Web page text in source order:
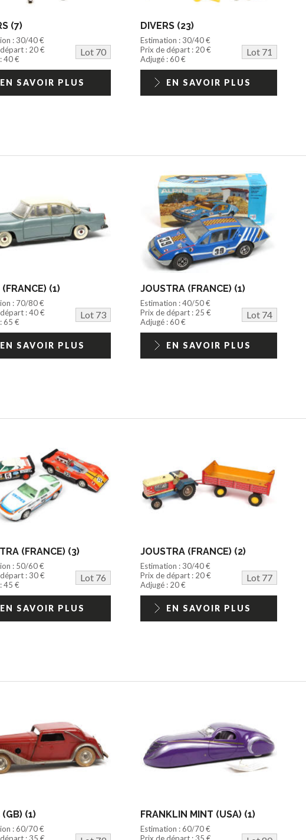
(7)
: 30/40 €
: 20 €
Lot 70
40 €
EN SAVOIR PLUS
DIVERS (23)
Estimation : 30/40 €
Prix de départ : 20 €
Lot 71
Adjugé : 60 €
EN SAVOIR PLUS
(FRANCE) (1)
: 70/80 €
: 40 €
Lot 73
65 €
EN SAVOIR PLUS
JOUSTRA (FRANCE) (1)
Estimation : 40/50 €
Prix de départ : 25 €
Lot 74
Adjugé : 60 €
EN SAVOIR PLUS
(FRANCE) (3)
: 50/60 €
: 30 €
Lot 76
45 €
EN SAVOIR PLUS
JOUSTRA (FRANCE) (2)
Estimation : 30/40 €
Prix de départ : 20 €
Lot 77
Adjugé : 20 €
EN SAVOIR PLUS
(GB) (1)
: 60/70 €
: 35 €
FRANKLIN MINT (USA) (1)
Estimation : 60/70 €
Prix de départ : 35 €